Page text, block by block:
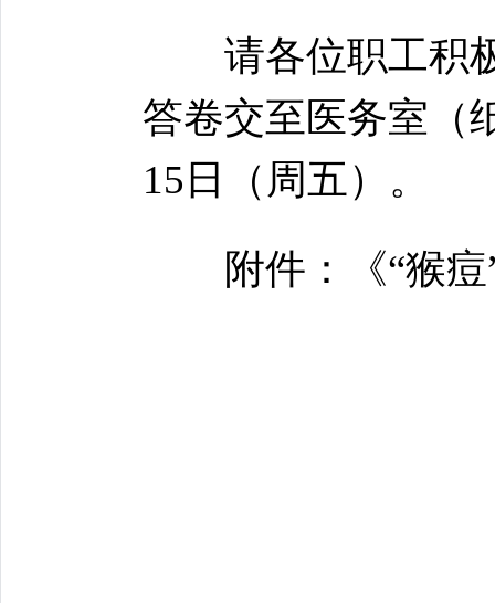
请各位职工积极
答卷交至医务室（
15日（周五）。
附件：《“猴痘